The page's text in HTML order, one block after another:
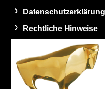
Datenschutzerklärung
Rechtliche Hinweise